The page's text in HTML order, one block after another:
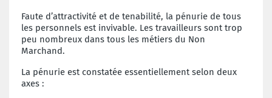
Faute d’attractivité et de tenabilité, la pénurie de tous
les personnels est invivable. Les travailleurs sont trop
peu nombreux dans tous les métiers du Non
Marchand.
La pénurie est constatée essentiellement selon deux
axes :